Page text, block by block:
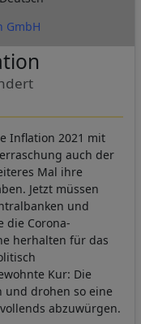
GmbH
Inflation 2021 mit
auch der
Mal ihre
Jetzt müssen
und
die Corona-
herhalten für das
Kur: Die
und drohen so eine
abzuwürgen.